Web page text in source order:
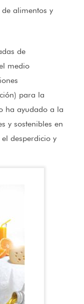
alimentos y
de
medio
para la
ha ayudado a la
y sostenibles en
desperdicio y